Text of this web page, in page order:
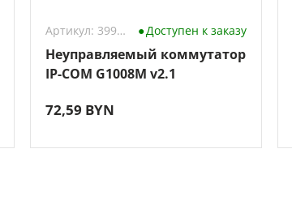
Артикул: 3990506 Доступен к заказу
Неуправляемый коммутатор
IP-COM G1008M v2.1
72,59 BYN